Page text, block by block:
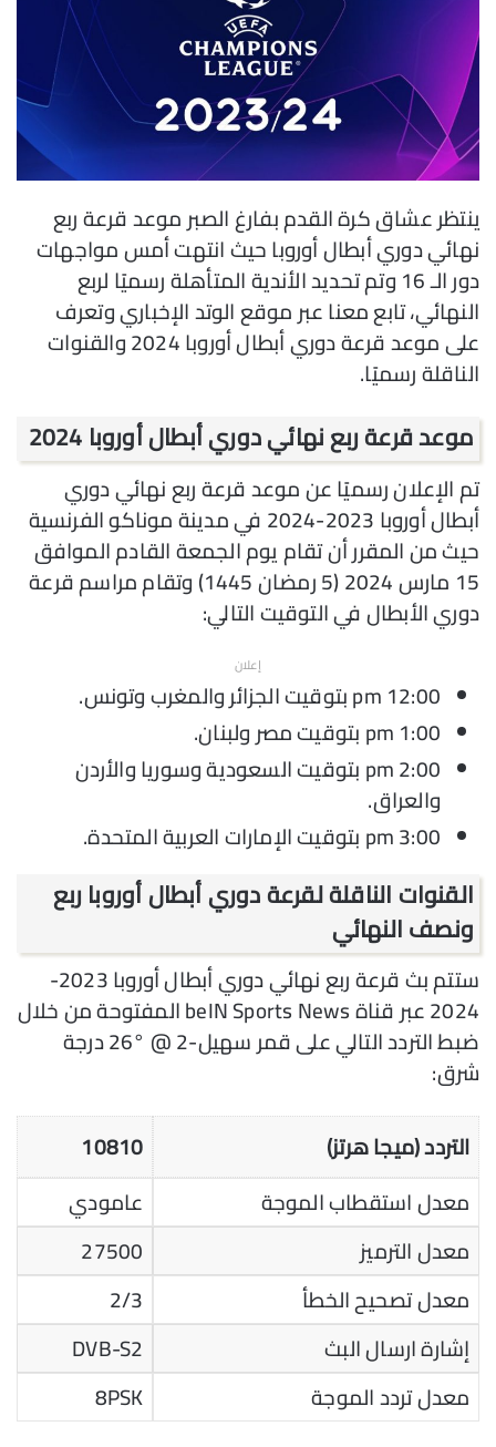
ينتظر عشاق كرة القدم بفارغ الصبر موعد قرعة ربع
نهائي دوري أبطال أوروبا حيث انتهت أمس مواجهات
دور الـ 16 وتم تحديد الأندية المتأهلة رسميًا لربع
النهائي، تابع معنا عبر موقع الوتد الإخباري وتعرف
على موعد قرعة دوري أبطال أوروبا 2024 والقنوات
الناقلة رسميًا.
موعد قرعة ربع نهائي دوري أبطال أوروبا 2024
تم الإعلان رسميًا عن موعد قرعة ربع نهائي دوري
أبطال أوروبا 2023-2024 في مدينة موناكو الفرنسية
حيث من المقرر أن تقام يوم الجمعة القادم الموافق
15 مارس 2024 (5 رمضان 1445) وتقام مراسم قرعة
دوري الأبطال في التوقيت التالي:
إعلان
12:00 pm بتوقيت الجزائر والمغرب وتونس.
1:00 pm بتوقيت مصر ولبنان.
2:00 pm بتوقيت السعودية وسوريا والأردن
والعراق.
3:00 pm بتوقيت الإمارات العربية المتحدة.
القنوات الناقلة لقرعة دوري أبطال أوروبا ربع
ونصف النهائي
ستتم بث قرعة ربع نهائي دوري أبطال أوروبا 2023-
2024 عبر قناة beIN Sports News المفتوحة من خلال
ضبط التردد التالي على قمر سهيل-2 @ °26 درجة
شرق:
التردد (ميجا هرتز)
10810
معدل استقطاب الموجة
عامودي
معدل الترميز
27500
معدل تصحيح الخطأ
2/3
إشارة ارسال البث
DVB-S2
معدل تردد الموجة
8PSK